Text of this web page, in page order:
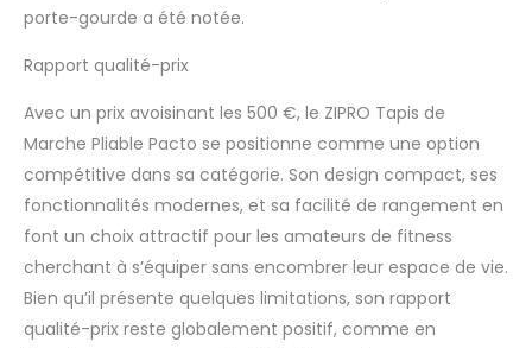
porte-gourde a été notée.
Rapport qualité-prix
Avec un prix avoisinant les 500 €, le ZIPRO Tapis de
Marche Pliable Pacto se positionne comme une option
compétitive dans sa catégorie. Son design compact, ses
fonctionnalités modernes, et sa facilité de rangement en
font un choix attractif pour les amateurs de fitness
cherchant à s’équiper sans encombrer leur espace de vie.
Bien qu’il présente quelques limitations, son rapport
qualité-prix reste globalement positif, comme en